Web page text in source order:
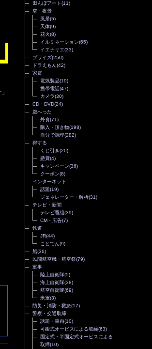
田んぼアート(11)
空・夜景
風景(5)
天体(9)
花火(8)
イルミネーション(65)
イエナリエ(33)
プライズ(250)
ドラえもん(42)
家電
電気製品(19)
携帯電話(47)
カメラ(30)
CD・DVD(24)
腹へった
外食(71)
購入・頂き物(198)
自分で調理(282)
得する
くじ引き(20)
懸賞(4)
キャンペーン(36)
クーポン(8)
インターネット
話題(19)
ジェネレーター・解析(31)
テレビ・新聞
テレビ番組(39)
CM・広告(7)
鉄道
JR(44)
ことでん(9)
船(36)
民間航空機・航空祭(79)
軍事
陸上自衛隊(5)
海上自衛隊(38)
航空自衛隊(69)
米軍(3)
防災・消防・救急(17)
警察・交通取締
話題・車両(10)
可搬式オービスによる取締(63)
固定式・半固定式オービスによる
取締(10)